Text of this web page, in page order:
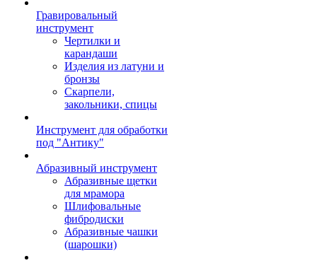
Гравировальный
инструмент
Чертилки и
карандаши
Изделия из латуни и
бронзы
Скарпели,
закольники, спицы
Инструмент для обработки
под "Антику"
Абразивный инструмент
Абразивные щетки
для мрамора
Шлифовальные
фибродиски
Абразивные чашки
(шарошки)